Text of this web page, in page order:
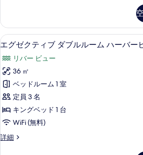
て
の
写
真
を
表
示
す
詳
細
屋
リ
バ
ー
ビ
ュ
ー
の
す
べ
ア
リ
ー
人
部
屋
リ
バ
ー
ビ
ュ
ー
の
エ
ゼ
ク
テ
ィ
ブ
ブ
エグゼク
9
エグゼクティブ ダブルルーム ハーバー
リバー ビュー
36 ㎡
ベッドルーム 1 室
定員 3 名
キングベッド 1 台
WiFi (無料)
詳細
エ